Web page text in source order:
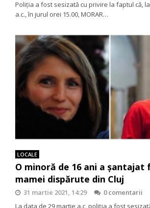
Poliţia a fost sesizată cu privire la faptul că,
a.c., în jurul orei 15.00, MORAR…
LOCALE
O minoră de 16 ani a șantajat
mamei dispărute din Cluj
31 martie 2021, 14:29
0 comentarii
La data de 29 martie a.c, poliția a fost